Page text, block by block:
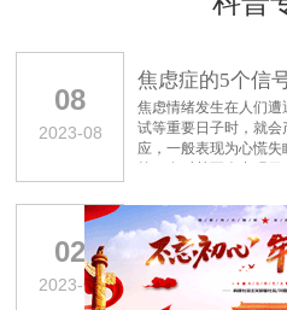
08
2023-08
焦虑情绪发生在人们
试等重要日子时，就
应，一般表现为心慌
02
2023-08
边缘型人格障
边缘型人格障碍
绪和人际关系不稳定
抛弃的强烈恐惧。